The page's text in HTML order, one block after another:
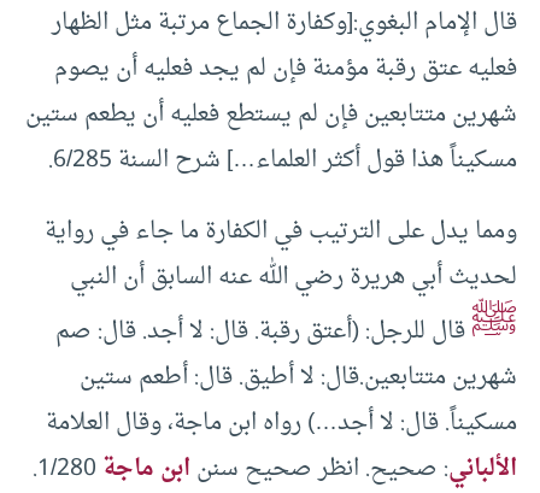
قال الإمام البغوي:[وكفارة الجماع مرتبة مثل الظهار
فعليه عتق رقبة مؤمنة فإن لم يجد فعليه أن يصوم
شهرين متتابعين فإن لم يستطع فعليه أن يطعم ستين
مسكيناً هذا قول أكثر العلماء…] شرح السنة 6/285.
ومما يدل على الترتيب في الكفارة ما جاء في رواية
لحديث أبي هريرة رضي الله عنه السابق أن النبي
ﷺقال للرجل: (أعتق رقبة. قال: لا أجد. قال: صم
شهرين متتابعين.قال: لا أطيق. قال: أطعم ستين
مسكيناً. قال: لا أجد…) رواه ابن ماجة، وقال العلامة
الألباني: صحيح. انظر صحيح سننابن ماجة